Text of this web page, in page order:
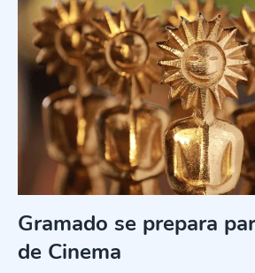
Gramado se prepara
de Cinema